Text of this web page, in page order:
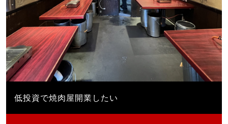
低投資で焼肉屋開業したい